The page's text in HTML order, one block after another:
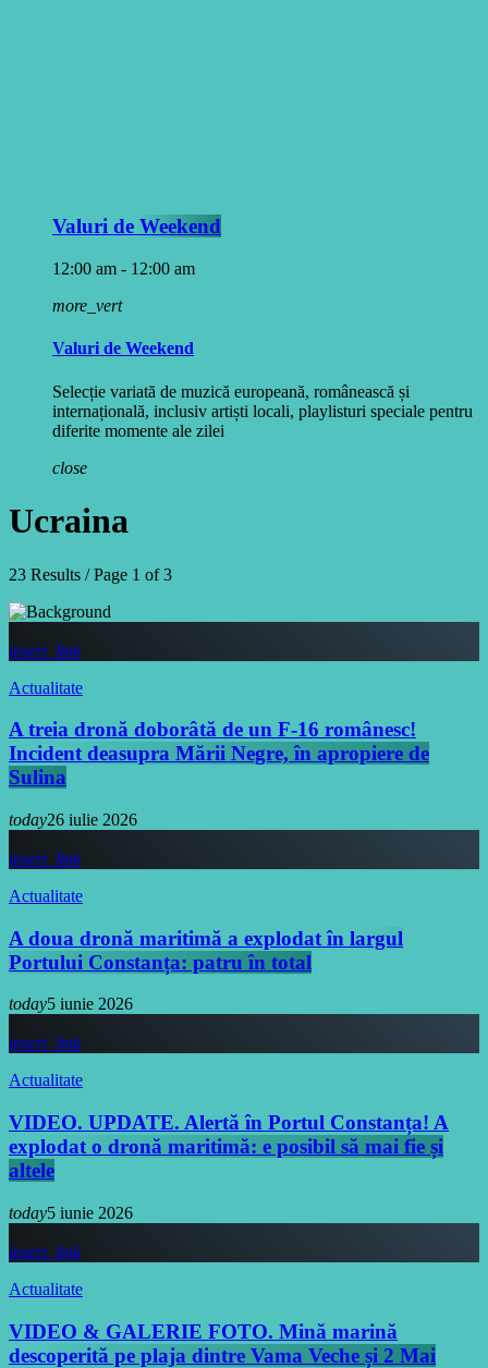
Valuri de Weekend
12:00 am - 12:00 am
more_vert
Valuri de Weekend
Selecție variată de muzică europeană, românească și
internațională, inclusiv artiști locali, playlisturi speciale pentru
diferite momente ale zilei
close
Ucraina
23 Results / Page 1 of 3
insert_link
Actualitate
A treia dronă doborâtă de un F-16 românesc!
Incident deasupra Mării Negre, în apropiere de
Sulina
today26 iulie 2026
insert_link
Actualitate
A doua dronă maritimă a explodat în largul
Portului Constanța: patru în total
today5 iunie 2026
insert_link
Actualitate
VIDEO. UPDATE. Alertă în Portul Constanța! A
explodat o dronă maritimă: e posibil să mai fie și
altele
today5 iunie 2026
insert_link
Actualitate
VIDEO & GALERIE FOTO. Mină marină
descoperită pe plaja dintre Vama Veche și 2 Mai